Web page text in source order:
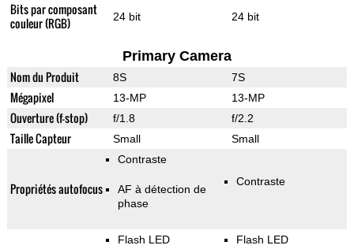
Bits par composant
couleur (RGB)
24 bit 24 bit
Primary Camera
Nom du Produit 8S 7S
Mégapixel 13-MP 13-MP
Ouverture (f-stop) f/1.8 f/2.2
Taille Capteur Small Small
Propriétés autofocus
Contraste
AF à détection de
phase
Contraste
Flash LED Flash LED